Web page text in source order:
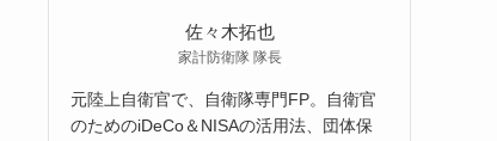
佐々木拓也
家計防衛隊 隊長
元陸上自衛官で、自衛隊専門FP。自衛官
のためのiDeCo＆NISAの活用法、団体保